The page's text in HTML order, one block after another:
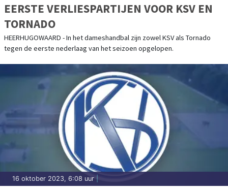
EERSTE VERLIESPARTIJEN VOOR KSV EN
TORNADO
HEERHUGOWAARD - In het dameshandbal zijn zowel KSV als Tornado
tegen de eerste nederlaag van het seizoen opgelopen.
16 oktober 2023, 6:08 uur